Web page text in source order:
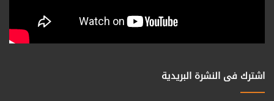
اشترك فى النشرة البريدية